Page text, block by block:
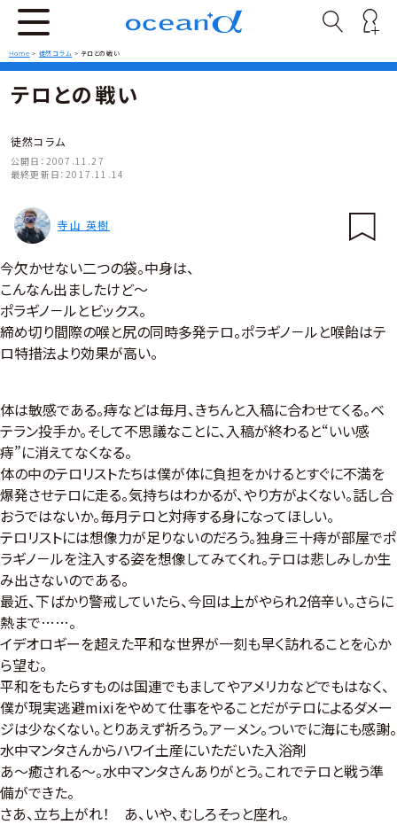
Home > 徒然コラム >テロとの戦い
テロとの戦い
徒然コラム
公開日： 2007.11.27
最終更新日： 2017.11.14
寺山 英樹
今欠かせない二つの袋。中身は、
こんなん出ましたけど〜
ポラギノ－ルとビックス。
締め切り間際の喉と尻の同時多発テロ。ポラギノ－ルと喉飴はテ
ロ特措法より効果が高い。
体は敏感である。痔などは毎月、きちんと入稿に合わせてくる。ベ
テラン投手か。そして不思議なことに、入稿が終わると“いい感
痔”に消えてなくなる。
体の中のテロリストたちは僕が体に負担をかけるとすぐに不満を
爆発させテロに走る。気持ちはわかるが、やり方がよくない。話し合
おうではないか。毎月テロと対痔する身になってほしい。
テロリストには想像力が足りないのだろう。独身三十痔が部屋でポ
ラギノ－ルを注入する姿を想像してみてくれ。テロは悲しみしか生
み出さないのである。
最近、下ばかり警戒していたら、今回は上がやられ2倍辛い。さらに
熱まで……。
イデオロギーを超えた平和な世界が一刻も早く訪れることを心か
ら望む。
平和をもたらすものは国連でもましてやアメリカなどでもはなく、
僕が現実逃避mixiをやめて仕事をやることだがテロによるダメー
ジは少なくない。とりあえず祈ろう。ア－メン。ついでに海にも感謝。
水中マンタさんからハワイ土産にいただいた入浴剤
あ〜癒される〜。水中マンタさんありがとう。これでテロと戦う準
備ができた。
さあ、立ち上がれ！ あ、いや、むしろそっと座れ。